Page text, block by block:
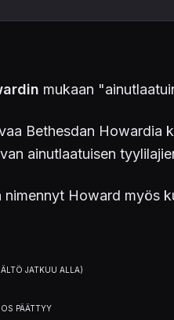
mukaan
Bethesdan Howardia
ainutlaatuisen
Howard myös